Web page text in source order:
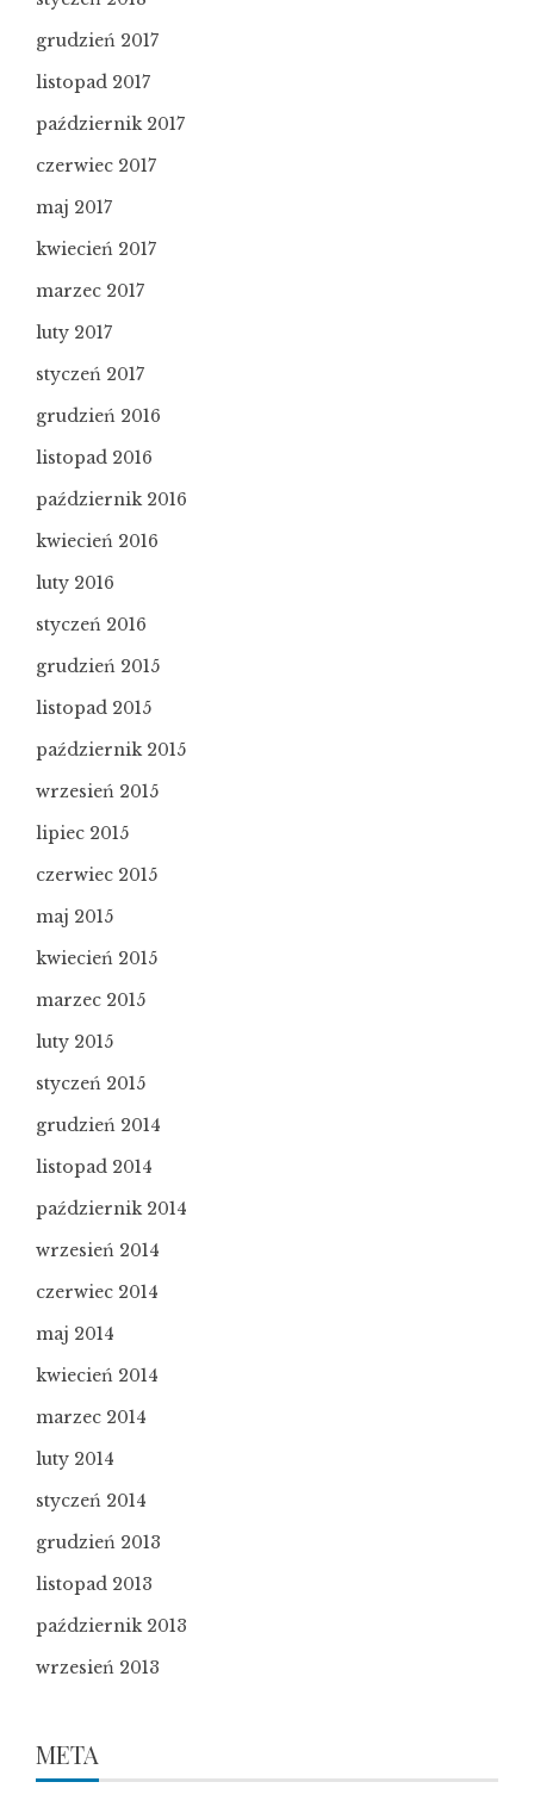
grudzień 2017
listopad 2017
październik 2017
czerwiec 2017
maj 2017
kwiecień 2017
marzec 2017
luty 2017
styczeń 2017
grudzień 2016
listopad 2016
październik 2016
kwiecień 2016
luty 2016
styczeń 2016
grudzień 2015
listopad 2015
październik 2015
wrzesień 2015
lipiec 2015
czerwiec 2015
maj 2015
kwiecień 2015
marzec 2015
luty 2015
styczeń 2015
grudzień 2014
listopad 2014
październik 2014
wrzesień 2014
czerwiec 2014
maj 2014
kwiecień 2014
marzec 2014
luty 2014
styczeń 2014
grudzień 2013
listopad 2013
październik 2013
wrzesień 2013
META